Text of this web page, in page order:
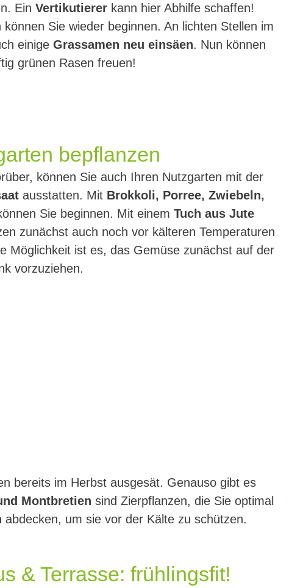
Ein Vertikutierer kann hier Abhilfe schaffen!
Sie wieder beginnen. An lichten Stellen im
einige Grassamen neu einsäen. Nun können
grünen Rasen freuen!
bepflanzen
können Sie auch Ihren Nutzgarten mit der
ausstatten. Mit Brokkoli, Porree, Zwiebeln,
Sie beginnen. Mit einem Tuch aus Jute
zunächst auch noch vor kälteren Temperaturen
Möglichkeit ist es, das Gemüse zunächst auf der
vorzuziehen.
bereits im Herbst ausgesät. Genauso gibt es
Montbretien sind Zierpflanzen, die Sie optimal
abdecken, um sie vor der Kälte zu schützen.
& Terrasse: frühlingsfit!